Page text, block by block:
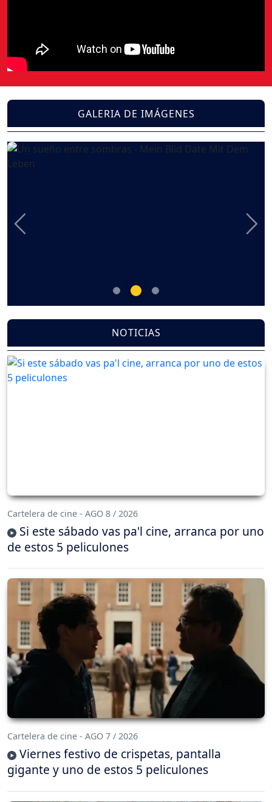
GALERIA DE IMÁGENES
Previous Next
NOTICIAS
Cartelera de cine - AGO 8 / 2026
Si este sábado vas pa'l cine, arranca por uno
de estos 5 peliculones
Cartelera de cine - AGO 7 / 2026
Viernes festivo de crispetas, pantalla
gigante y uno de estos 5 peliculones